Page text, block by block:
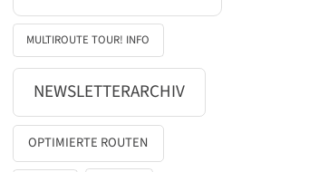
MULTIROUTE TOUR! INFO
NEWSLETTERARCHIV
OPTIMIERTE ROUTEN